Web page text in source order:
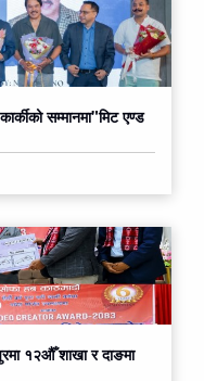
सम्मानमा"मिट एण्ड
१२औँ शाखा र दाङमा